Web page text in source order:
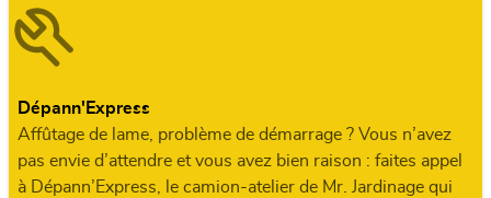
Dépann'Express
Affûtage de lame, problème de démarrage ? Vous n’avez
pas envie d’attendre et vous avez bien raison : faites appel
à Dépann’Express, le camion-atelier de Mr. Jardinage qui